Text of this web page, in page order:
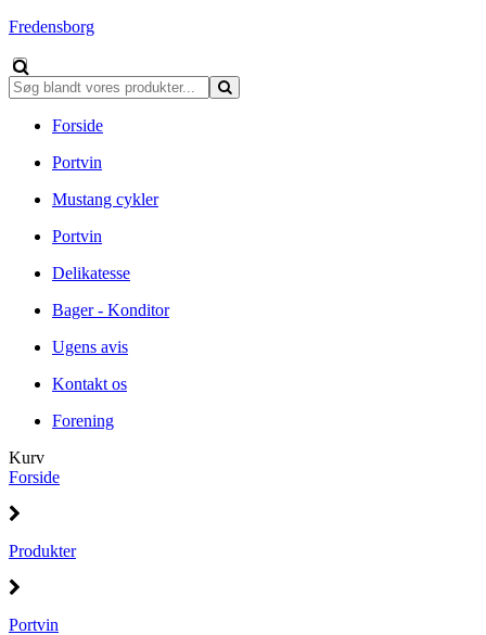
Fredensborg
Forside
Portvin
Mustang cykler
Portvin
Delikatesse
Bager - Konditor
Ugens avis
Kontakt os
Forening
Kurv
Forside
Produkter
Portvin